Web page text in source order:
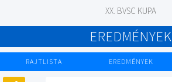
XX. BVSC KUPA
EREDMÉNYEK
RAJTLISTA EREDMÉNYEK